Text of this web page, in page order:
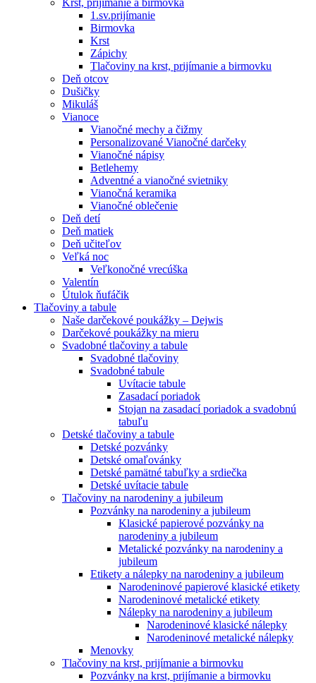
Krst, prijímanie a birmovka
1.sv.prijímanie
Birmovka
Krst
Zápichy
Tlačoviny na krst, prijímanie a birmovku
Deň otcov
Dušičky
Mikuláš
Vianoce
Vianočné mechy a čižmy
Personalizované Vianočné darčeky
Vianočné nápisy
Betlehemy
Adventné a vianočné svietniky
Vianočná keramika
Vianočné oblečenie
Deň detí
Deň matiek
Deň učiteľov
Veľká noc
Veľkonočné vrecúška
Valentín
Útulok ňufáčik
Tlačoviny a tabule
Naše darčekové poukážky – Dejwis
Darčekové poukážky na mieru
Svadobné tlačoviny a tabule
Svadobné tlačoviny
Svadobné tabule
Uvítacie tabule
Zasadací poriadok
Stojan na zasadací poriadok a svadobnú
tabuľu
Detské tlačoviny a tabule
Detské pozvánky
Detské omaľovánky
Detské pamätné tabuľky a srdiečka
Detské uvítacie tabule
Tlačoviny na narodeniny a jubileum
Pozvánky na narodeniny a jubileum
Klasické papierové pozvánky na
narodeniny a jubileum
Metalické pozvánky na narodeniny a
jubileum
Etikety a nálepky na narodeniny a jubileum
Narodeninové papierové klasické etikety
Narodeninové metalické etikety
Nálepky na narodeniny a jubileum
Narodeninové klasické nálepky
Narodeninové metalické nálepky
Menovky
Tlačoviny na krst, prijímanie a birmovku
Pozvánky na krst, prijímanie a birmovku